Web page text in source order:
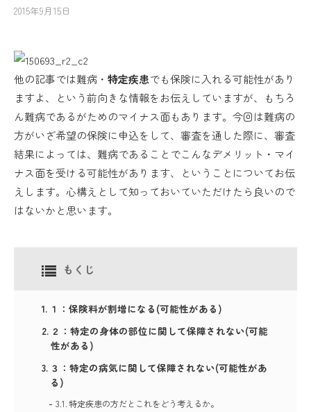
2015年9月15日
ぐ
る
他の記事では難病・ 特定疾患でも保険に入れる可能性があり
ますよ、という前向きな情報をお伝えしていますが、もちろ
ん難病であるがためのマイナス面もあります。今回は難病の
方がいざ希望の保険に申込をして、審査を通した際に、審査
結果によっては、難病であることでこんなデメリット・マイ
ナス面を受ける可能性があります、ということについてお伝
えします。心構えとして知っておいていただけたら良いので
はないかと思います。
もくじ
１：保険料が割増になる(可能性がある)
２：特定の身体の部位に関して保障されない(可能
性がある)
３：特定の病気に関して保障されない(可能性があ
る)
特定疾患の方だとこれをどう考えるか。